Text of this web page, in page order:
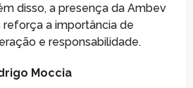
disso, a presença da Ambev
a importância de
e responsabilidade.
Moccia